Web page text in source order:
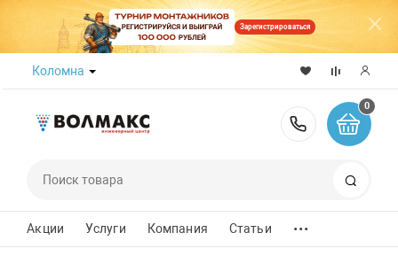
Зарегистрироваться
Коломна
8 (800)
0
Акции Услуги Компания Статьи ...